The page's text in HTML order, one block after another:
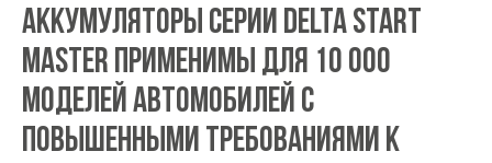
Аккумуляторы серии DELTA START
MASTER применимы для 10 000
моделей автомобилей с
повышенными требованиями к